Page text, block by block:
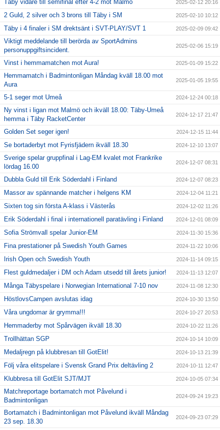
Täby vidare till semifinal efter 4-2 mot Malmö 2025-02-12 20:16
2 Guld, 2 silver och 3 brons till Täby i SM 2025-02-10 10:12
Täby i 4 finaler i SM drektsänt i SVT-PLAY/SVT 1 2025-02-09 09:42
Viktigt meddelande till berörda av SportAdmins
personuppgiftsincident.
2025-02-06 15:19
Vinst i hemmamatchen mot Aura! 2025-01-09 15:22
Hemmamatch i Badmintonligan Måndag kväll 18.00 mot
Aura
2025-01-05 19:55
5-1 seger mot Umeå 2024-12-24 00:18
Ny vinst i ligan mot Malmö och ikväll 18.00: Täby-Umeå
hemma i Täby RacketCenter
2024-12-17 21:47
Golden Set seger igen! 2024-12-15 11:44
Se bortaderbyt mot Fyrisfjädern ikväll 18.30 2024-12-10 13:07
Sverige spelar gruppfinal i Lag-EM kvalet mot Frankrike
lördag 16.00
2024-12-07 08:31
Dubbla Guld till Erik Söderdahl i Finland 2024-12-07 08:23
Massor av spännande matcher i helgens KM 2024-12-04 11:21
Sixten tog sin första A-klass i Västerås 2024-12-02 11:26
Erik Söderdahl i final i internationell paratävling i Finland 2024-12-01 08:09
Sofia Strömvall spelar Junior-EM 2024-11-30 15:36
Fina prestationer på Swedish Youth Games 2024-11-22 10:06
Irish Open och Swedish Youth 2024-11-14 09:15
Flest guldmedaljer i DM och Adam utsedd till årets junior! 2024-11-13 12:07
Många Täbyspelare i Norwegian International 7-10 nov 2024-11-08 12:30
HöstlovsCampen avslutas idag 2024-10-30 13:50
Våra ungdomar är grymma!!! 2024-10-27 20:53
Hemmaderby mot Spårvägen ikväll 18.30 2024-10-22 11:26
Trollhättan SGP 2024-10-14 10:09
Medaljregn på klubbresan till GotElit! 2024-10-13 21:39
Följ våra elitspelare i Svensk Grand Prix deltävling 2 2024-10-11 12:47
Klubbresa till GotElit SJT/MJT 2024-10-05 07:34
Matchreportage bortamatch mot Påvelund i
Badmintonligan
2024-09-24 19:23
Bortamatch i Badmintonligan mot Påvelund ikväll Måndag
23 sep. 18.30
2024-09-23 07:29